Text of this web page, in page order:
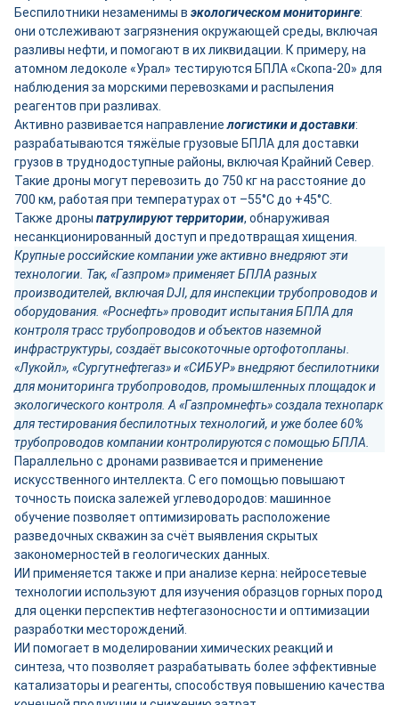
Беспилотники незаменимы в экологическом мониторинге:
они отслеживают загрязнения окружающей среды, включая
разливы нефти, и помогают в их ликвидации. К примеру, на
атомном ледоколе «Урал» тестируются БПЛА «Скопа-20» для
наблюдения за морскими перевозками и распыления
реагентов при разливах.
Активно развивается направлениелогистики и доставки:
разрабатываются тяжёлые грузовые БПЛА для доставки
грузов в труднодоступные районы, включая Крайний Север.
Такие дроны могут перевозить до 750 кг на расстояние до
700 км, работая при температурах от –55°C до +45°C.
Также дроны патрулируют территории, обнаруживая
несанкционированный доступ и предотвращая хищения.
Крупные российские компании уже активно внедряют эти
технологии. Так, «Газпром» применяет БПЛА разных
производителей, включая DJI, для инспекции трубопроводов и
оборудования. «Роснефть» проводит испытания БПЛА для
контроля трасс трубопроводов и объектов наземной
инфраструктуры, создаёт высокоточные ортофотопланы.
«Лукойл», «Сургутнефтегаз» и «СИБУР» внедряют беспилотники
для мониторинга трубопроводов, промышленных площадок и
экологического контроля. А «Газпромнефть» создала технопарк
для тестирования беспилотных технологий, и уже более 60%
трубопроводов компании контролируются с помощью БПЛА.
Параллельно с дронами развивается и применение
искусственного интеллекта. С его помощью повышают
точность поиска залежей углеводородов: машинное
обучение позволяет оптимизировать расположение
разведочных скважин за счёт выявления скрытых
закономерностей в геологических данных.
ИИ применяется также и при анализе керна: нейросетевые
технологии используют для изучения образцов горных пород
для оценки перспектив нефтегазоносности и оптимизации
разработки месторождений.
ИИ помогает в моделировании химических реакций и
синтеза, что позволяет разрабатывать более эффективные
катализаторы и реагенты, способствуя повышению качества